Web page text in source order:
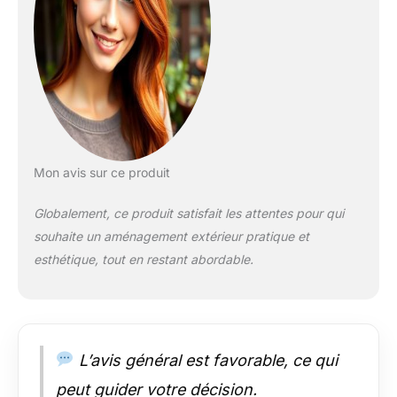
machine à 40°C. Elle
est fabriquée en
polyester de haute
qualité résistant aux
intempéries ainsi
qu'aux rayons UV.
Mon avis sur ce produit
Globalement, ce produit satisfait les attentes pour qui
souhaite un aménagement extérieur pratique et
esthétique, tout en restant abordable.
L’avis général est favorable, ce qui
peut guider votre décision.